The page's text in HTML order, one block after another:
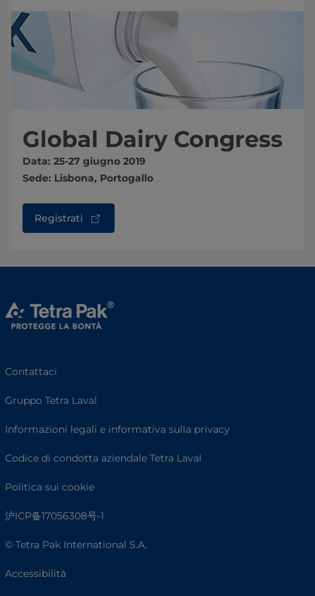
Global Dairy Congress
Data: 25-27 giugno 2019
Sede: Lisbona, Portogallo
Registrati
Contattaci
Gruppo Tetra Laval
Informazioni legali e informativa sulla privacy
Codice di condotta aziendale Tetra Laval
Politica sui cookie
沪ICP备17056308号-1
© Tetra Pak International S.A.
Accessibilità